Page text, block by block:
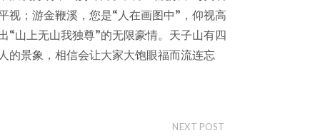
视；游金鞭溪，您是“人在画图中”，仰视高
“山上无山我独尊”的无限豪情。天子山有四
的景象，相信会让大家大饱眼福而流连忘
NEXT POST